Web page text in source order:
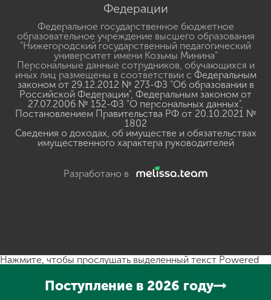
Федерации
Федеральное государственное бюджетное
образовательное учреждение высшего образования
"Нижегородский государственный педагогический
университет имени Козьмы Минина"
Персональные данные сотрудников, обучающихся и
иных лиц размещены в соответствии с Федеральным
законом от 29.12.2012 № 273-ФЗ "Об образовании в
Российской Федерации", Федеральным законом от
27.07.2006 № 152-ФЗ "О персональных данных",
Постановлением Правительства РФ от 20.10.2021 №
1802
Сведения о доходах, об имуществе и обязательствах
имущественного характера руководителей
Разработано в
Поступление в 2026 году
Нажмите, чтобы прослушать выделенный текст Powered